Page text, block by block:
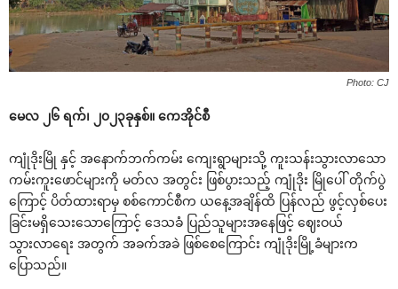
Photo: CJ
မေလ ၂၆ ရက်၊ ၂၀၂၃ခုနှစ်။ ကေအိုင်စီ
ကျုံဒိုးမြို နှင့် အနောက်ဘက်ကမ်း ကျေးရွာများသို့ ကူးသန်းသွားလာသော
ကမ်းကူးဖောင်များကို မတ်လ အတွင်း ဖြစ်ပွားသည့် ကျုံဒိုး မြိုပေါ် တိုက်ပွဲ
ကြောင့် ပိတ်ထားရာမှ စစ်ကောင်စီက ယနေ့အချိန်ထိ ပြန်လည် ဖွင့်လှစ်ပေး
ခြင်းမရှိသေးသောကြောင့် ဒေသခံ ပြည်သူများအနေဖြင့် ဈေးဝယ်
သွားလာရေး အတွက် အခက်အခဲ ဖြစ်စေကြောင်း ကျုံဒိုးမြို့ခံများက
ပြောသည်။